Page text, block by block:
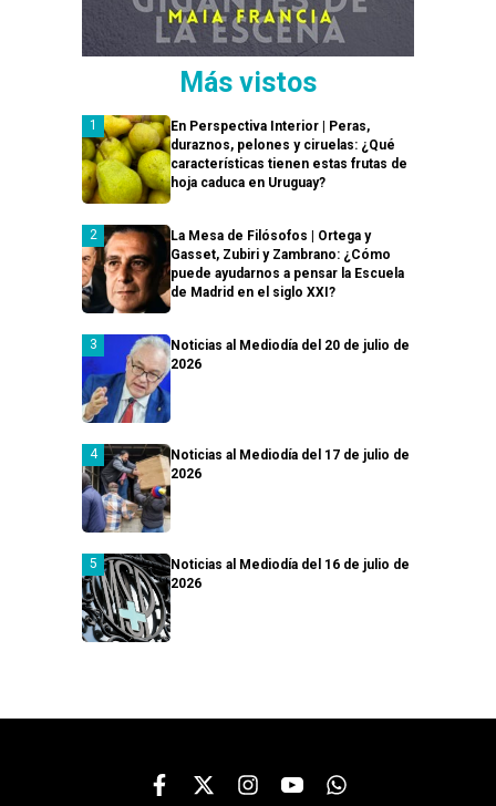
Más vistos
En Perspectiva Interior | Peras,
duraznos, pelones y ciruelas: ¿Qué
características tienen estas frutas de
hoja caduca en Uruguay?
La Mesa de Filósofos | Ortega y
Gasset, Zubiri y Zambrano: ¿Cómo
puede ayudarnos a pensar la Escuela
de Madrid en el siglo XXI?
Noticias al Mediodía del 20 de julio de
2026
Noticias al Mediodía del 17 de julio de
2026
Noticias al Mediodía del 16 de julio de
2026